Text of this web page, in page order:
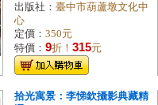
出版社： 臺中市葫蘆墩文化中
心
定價： 350元
特價： 9折！ 315元
拾光寓景：李悌欽攝影典藏精